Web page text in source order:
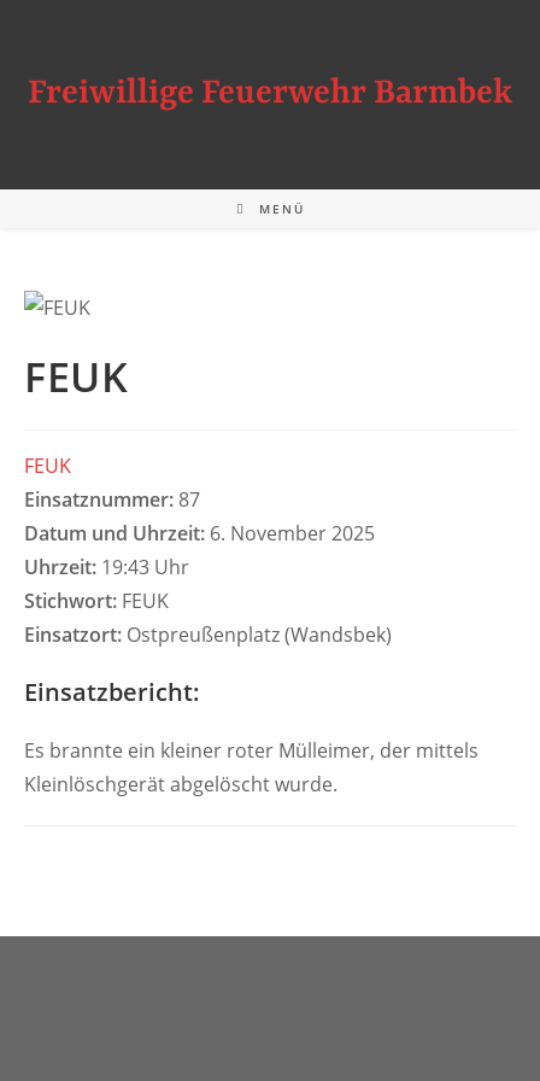
springen
Freiwillige Feuerwehr Barmbek
MENÜ
FEUK
FEUK
Einsatznummer: 87
Datum und Uhrzeit: 6. November 2025
Uhrzeit: 19:43 Uhr
Stichwort: FEUK
Einsatzort: Ostpreußenplatz (Wandsbek)
Einsatzbericht:
Es brannte ein kleiner roter Mülleimer, der mittels
Kleinlöschgerät abgelöscht wurde.